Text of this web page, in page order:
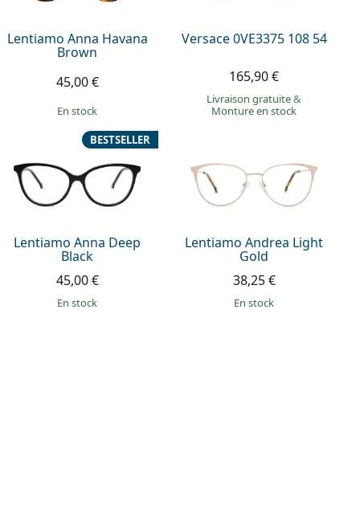
Lentiamo Anna Havana
Brown
45,00 €
en stock
Versace 0VE3375 108 54
165,90 €
Livraison gratuite&
Monture en stock
Lentiamo Anna Deep
Black
BESTSELLER
45,00 €
en stock
Lentiamo Andrea Light
Gold
38,25 €
en stock